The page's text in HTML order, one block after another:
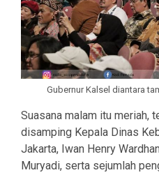
Gubernur Kalsel diantara
Suasana malam itu meriah,
disamping Kepala Dinas
Jakarta, Iwan Henry
Muryadi, serta sejumlah